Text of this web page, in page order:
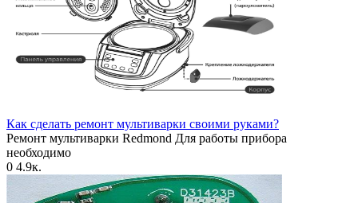
Как сделать ремонт мультиварки своими руками?
Ремонт мультиварки Redmond Для работы прибора
необходимо
0 4.9к.